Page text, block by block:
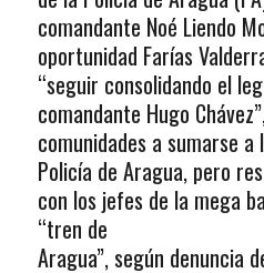
comandante Noé Liendo
oportunidad Farías
“seguir consolidando el
comandante Hugo
comunidades a sumarse
Policía de Aragua, pero
con los jefes de la mega
“tren de
Aragua”, según denuncia